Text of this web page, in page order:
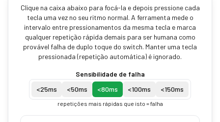
Clique na caixa abaixo para focá-la e depois pressione cada
tecla uma vez no seu ritmo normal. A ferramenta mede o
intervalo entre pressionamentos da mesma tecla e marca
qualquer repetição rápida demais para ser humana como
provável falha de duplo toque do switch. Manter uma tecla
pressionada (repetição automática) é ignorado.
Sensibilidade de falha
<25ms <50ms <80ms <100ms <150ms
repetições mais rápidas que isto = falha